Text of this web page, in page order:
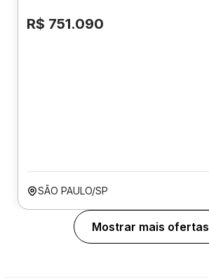
R$ 751.090
SÃO PAULO/SP
Mostrar mais ofertas